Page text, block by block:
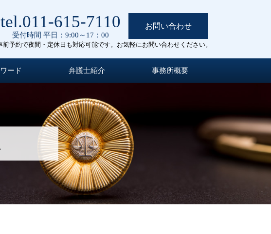
tel.011-615-7110
受付時間 平日：9:00～17：00
お問い合わせ
前予約で夜間・定休日も対応可能です。お気軽にお問い合わせください。
ード 弁護士紹介 事務所概要